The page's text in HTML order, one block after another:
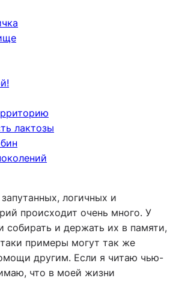
лактозы
логичных и
происходит очень много. У
собирать и держать их в памяти,
примеры могут так же
другим. Если я читаю чью-
что в моей жизни